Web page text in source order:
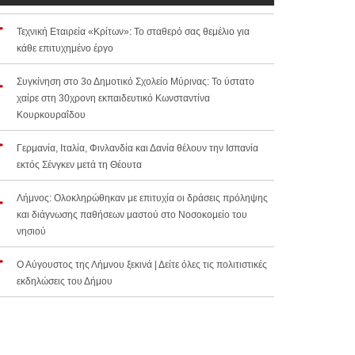
Τεχνική Εταιρεία «Κρίτων»: Το σταθερό σας θεμέλιο για
κάθε επιτυχημένο έργο
Συγκίνηση στο 3ο Δημοτικό Σχολείο Μύρινας: Το ύστατο
χαίρε στη 30χρονη εκπαιδευτικό Κωνσταντίνα
Κουρκουραΐδου
Γερμανία, Ιταλία, Φινλανδία και Δανία θέλουν την Ισπανία
εκτός Σένγκεν μετά τη Θέουτα
Λήμνος: Ολοκληρώθηκαν με επιτυχία οι δράσεις πρόληψης
και διάγνωσης παθήσεων μαστού στο Νοσοκομείο του
νησιού
Ο Αύγουστος της Λήμνου ξεκινά | Δείτε όλες τις πολιτιστικές
εκδηλώσεις του Δήμου